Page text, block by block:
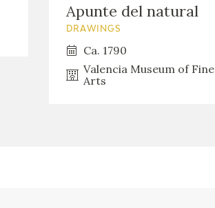
Apunte del natural
DRAWINGS
Ca. 1790
Valencia Museum of Fine
Arts